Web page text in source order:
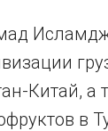
Китай,
в